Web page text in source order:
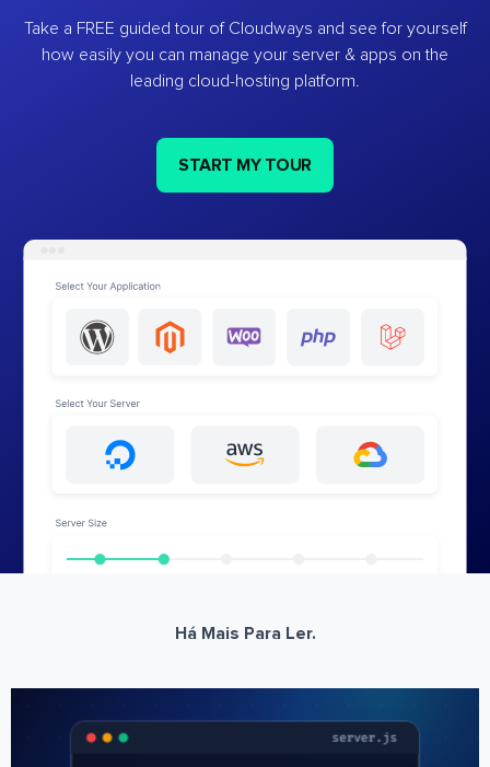
Take a FREE guided tour of Cloudways and see for yourself
how easily you can manage your server & apps on the
leading cloud-hosting platform.
START MY TOUR
Há Mais Para Ler.